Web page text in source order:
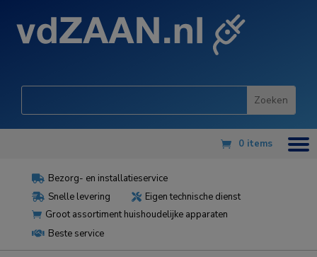
0 items
 Bezorg- en installatieservice
 Snelle levering  Eigen technische dienst
 Groot assortiment huishoudelijke apparaten
 Beste service